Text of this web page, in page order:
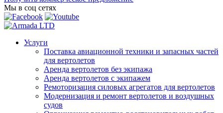
Мы в соц сетях
Услуги
Поставка авиационной техники и запасных частей
для вертолетов
Аренда вертолетов без экипажа
Аренда вертолетов с экипажем
Ремоторизация силовых агрегатов для вертолетов
Модернизация и ремонт вертолетов и воздушных
судов